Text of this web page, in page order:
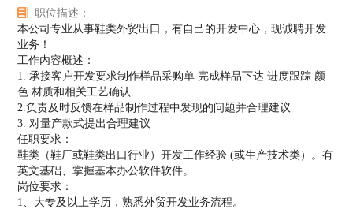
职位描述：
本公司专业从事鞋类外贸出口，有自己的开发中心，现诚聘开发
业务！
工作内容概述：
1. 承接客户开发要求制作样品采购单 完成样品下达 进度跟踪 颜
色 材质和相关工艺确认
2.负责及时反馈在样品制作过程中发现的问题并合理建议
3. 对量产款式提出合理建议
任职要求：
鞋类（鞋厂或鞋类出口行业）开发工作经验 (或生产技术类）。有
英文基础、掌握基本办公软件软件。
岗位要求：
1、大专及以上学历，熟悉外贸开发业务流程。